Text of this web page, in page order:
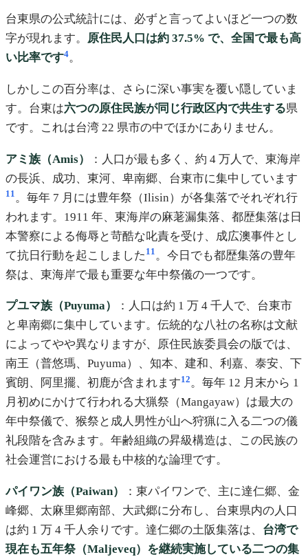
台東県の公式統計には、必ずと言ってよいほど一つの数
字が現れます。 原住民人口は約 37.5% で、全国で最も高
い比率です4。
しかしこの百分率は、さらに深い事実を覆い隠していま
す。台東は六つの原住民族が同じ行政区内で共生する県
です。これは台湾 22 県市の中でほかにありません。
アミ族（Amis）
：人口が最も多く、約 4 万人で、東海岸
の長浜、成功、東河、卑南郷、台東市に集中しています
11 。毎年 7 月には豊年祭（Ilisin）が各集落でそれぞれ行
われます。1911 年、東海岸の麻荖漏集落、都歴集落は日
本警察による侮辱と苛酷な叱責を受け、成広澳事件とし
て抗日行動を起こしました 11 。今日でも都歴集落の豊年
祭は、東海岸で最も重要な年中祭儀の一つです。
プユマ族（Puyuma）
：人口は約 1 万 4 千人で、台東市
と卑南郷に集中しています。伝統的な八社の名称は文献
によってやや異なりますが、原住民族委員会の版では、
南王（普悠瑪、Puyuma）、知本、建和、利嘉、泰安、下
賓朗、阿里擺、初鹿が含まれます12。毎年 12 月末から 1
月初めにかけて行われる大猟祭（Mangayaw）は最大の
年中祭儀で、猴祭と成人男性が山へ狩猟に入る二つの儀
礼段階を含みます。年齢組織の昇級構造は、この民族の
社会運営における最も中核的な論理です。
パイワン族（Paiwan）
：東パイワンで、主に達仁郷、金
峰郷、太麻里郷南部、大武郷に分布し、台東県内の人口
は約 1 万 4 千人余りです。達仁郷の土阪集落は、 台湾で
現在も五年祭（Maljeveq）を継続実施している二つの集